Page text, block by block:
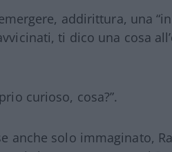
addirittura, una
ti dico una cosa
curioso, cosa?”.
anche solo immaginato,